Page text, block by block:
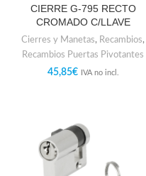
CIERRE G-795 RECTO
CROMADO C/LLAVE
Cierres y Manetas, Recambios,
Recambios Puertas Pivotantes
45,85€ IVA no incl.